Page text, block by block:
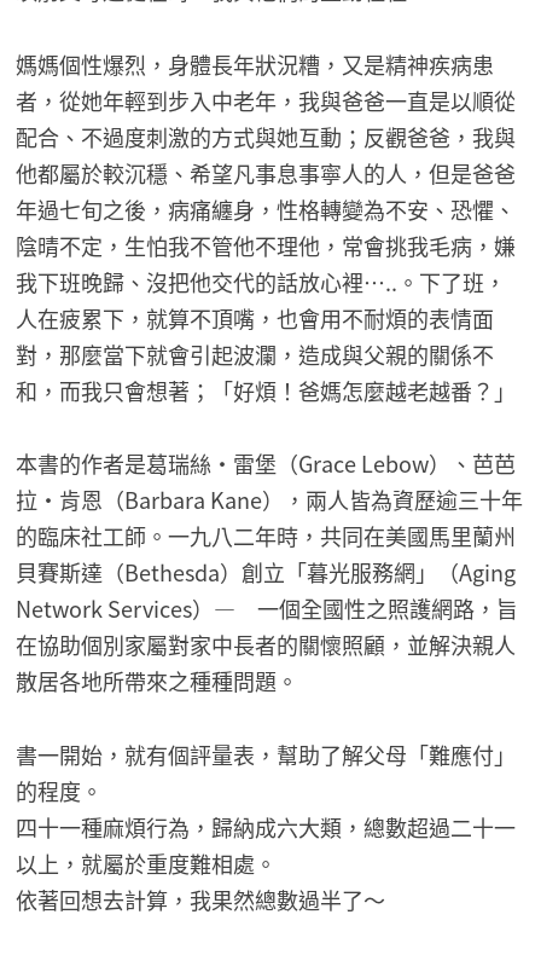
媽媽個性爆烈，身體長年狀況糟，又是精神疾病患
者，從她年輕到步入中老年，我與爸爸一直是以順從
配合、不過度刺激的方式與她互動；反觀爸爸，我與
他都屬於較沉穩、希望凡事息事寧人的人，但是爸爸
年過七旬之後，病痛纏身，性格轉變為不安、恐懼、
陰晴不定，生怕我不管他不理他，常會挑我毛病，嫌
我下班晚歸、沒把他交代的話放心裡…..。下了班，
人在疲累下，就算不頂嘴，也會用不耐煩的表情面
對，那麼當下就會引起波瀾，造成與父親的關係不
和，而我只會想著；「好煩！爸媽怎麼越老越番？」
本書的作者是葛瑞絲・雷堡（Grace Lebow）、芭芭
拉・肯恩（Barbara Kane），兩人皆為資歷逾三十年
的臨床社工師。一九八二年時，共同在美國馬里蘭州
貝賽斯達（Bethesda）創立「暮光服務網」（Aging
Network Services）— 一個全國性之照護網路，旨
在協助個別家屬對家中長者的關懷照顧，並解決親人
散居各地所帶來之種種問題。
書一開始，就有個評量表，幫助了解父母「難應付」
的程度。
四十一種麻煩行為，歸納成六大類，總數超過二十一
以上，就屬於重度難相處。
依著回想去計算，我果然總數過半了～